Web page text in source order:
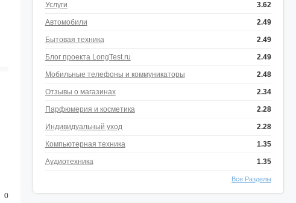
0
3.62
Услуги
2.49
Автомобили
2.49
Бытовая техника
2.49
Блог проекта LongTest.ru
2.48
Мобильные телефоны и коммуникаторы
2.34
Отзывы о магазинах
2.28
Парфюмерия и косметика
2.28
Индивидуальный уход
1.35
Компьютерная техника
1.35
Аудиотехника
Все Разделы